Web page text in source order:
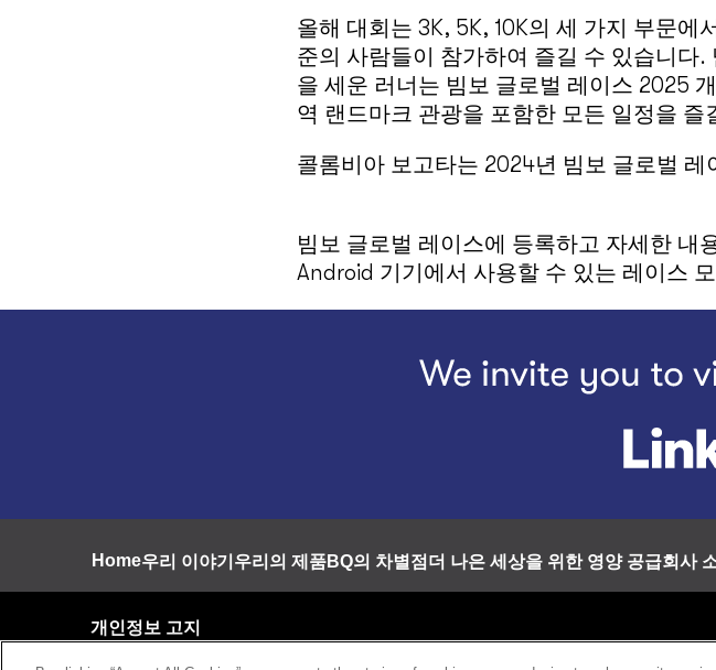
올해 대회는 3K, 5K, 10K의 세 가지 부문
준의 사람들이 참가하여 즐길 수 있습니다
을 세운 러너는 빔보 글로벌 레이스 2025
역 랜드마크 관광을 포함한 모든 일정을 즐
콜롬비아 보고타는 2024년 빔보 글로벌
빔보 글로벌 레이스에 등록하고 자세한 내
Android 기기에서 사용할 수 있는 레이스
Footer
Home우리 이야기 우리의 제품BQ의 차별점 더 나은 세상을 위한 영양 공급회사
개인정보 고지